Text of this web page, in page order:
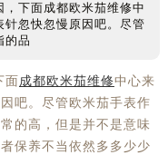
下面成都欧米茄维修中
忽快忽慢原因吧。尽管
的品
成都欧米茄维修中心来
吧。尽管欧米茄手表作
的高，但是并不是意味
保养不当依然多多少少